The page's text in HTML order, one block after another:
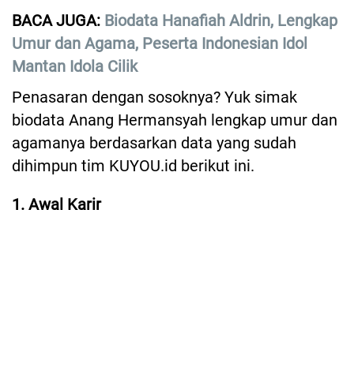
BACA JUGA: Biodata Hanafiah Aldrin, Lengkap
Umur dan Agama, Peserta Indonesian Idol
Mantan Idola Cilik
Penasaran dengan sosoknya? Yuk simak
biodata Anang Hermansyah lengkap umur dan
agamanya berdasarkan data yang sudah
dihimpun tim KUYOU.id berikut ini.
1. Awal Karir